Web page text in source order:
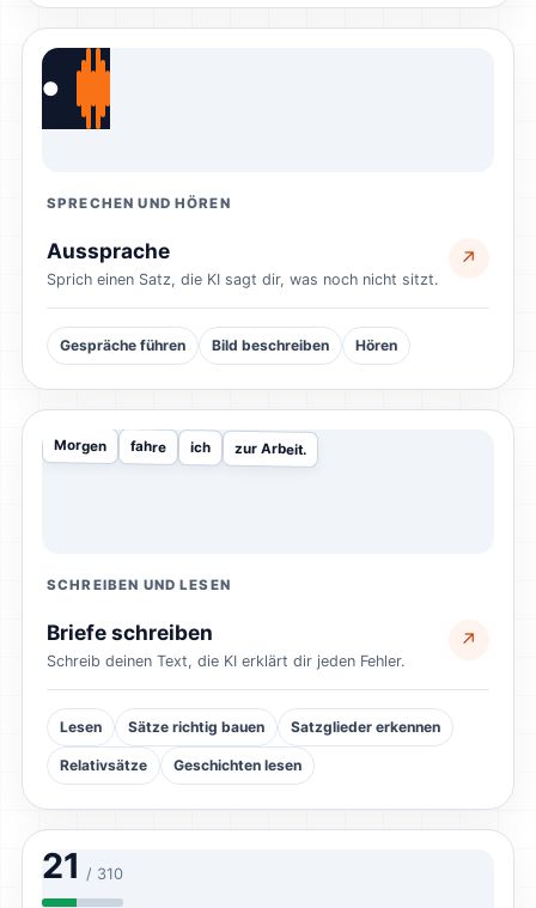
●
SPRECHEN UND HÖREN
Aussprache
Sprich einen Satz, die KI sagt dir, was noch nicht sitzt.
↗
Gespräche führen Bild beschreiben Hören
Morgen fahre ich zur Arbeit.
SCHREIBEN UND LESEN
Briefe schreiben
Schreib deinen Text, die KI erklärt dir jeden Fehler.
↗
Lesen Sätze richtig bauen Satzglieder erkennen
Relativsätze Geschichten lesen
21 / 310